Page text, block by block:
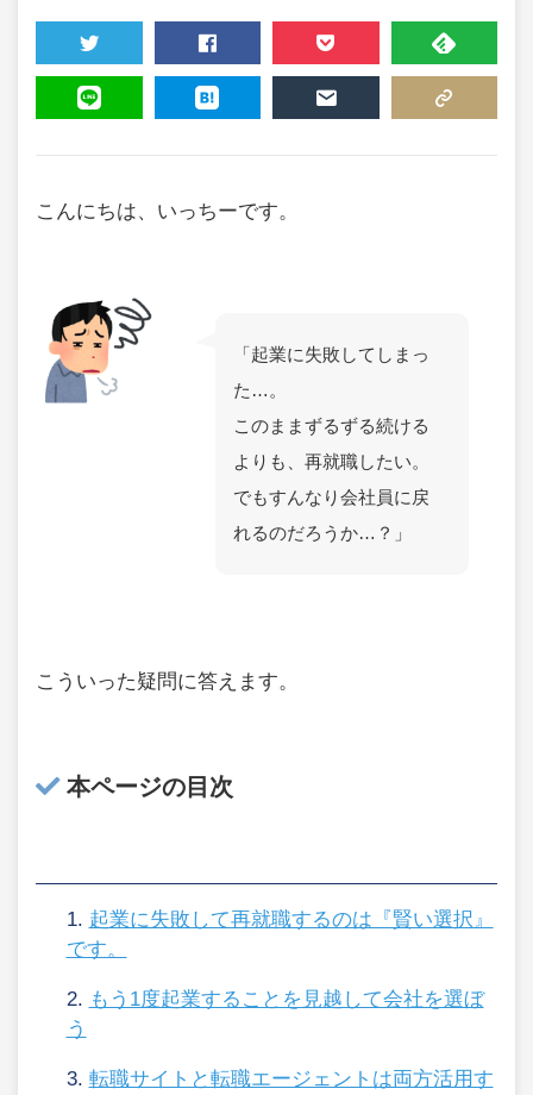
TWEET SHARE POCKET FEEDLY
こんにちは、いっちーです。
「起業に失敗してしまっ
た…。
このままずるずる続ける
よりも、再就職したい。
でもすんなり会社員に戻
れるのだろうか…？」
こういった疑問に答えます。
本ページの目次
起業に失敗して再就職するのは『賢い選択』
です。
もう1度起業することを見越して会社を選ぼ
う
転職サイトと転職エージェントは両方活用す